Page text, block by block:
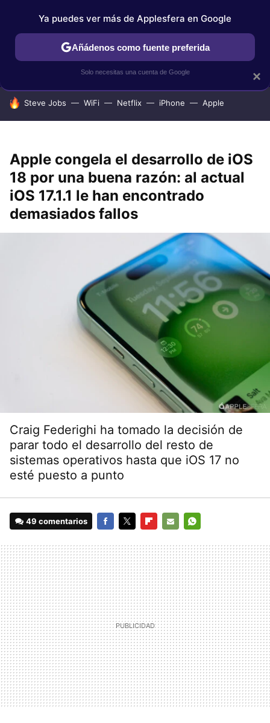
IPHONE TUTORIALES APPLESFERA SELECCIÓN
HOY SE HABLA DE
Steve Jobs WiFi Netflix iPhone Apple
Apple congela el desarrollo de iOS
18 por una buena razón: al actual
iOS 17.1.1 le han encontrado
demasiados fallos
Craig Federighi ha tomado la decisión de
parar todo el desarrollo del resto de
sistemas operativos hasta que iOS 17 no
esté puesto a punto
49 comentarios
MAIL
×
Ya puedes ver más de Applesfera en Google
Añádenos como fuente preferida
Solo necesitas una cuenta de Google